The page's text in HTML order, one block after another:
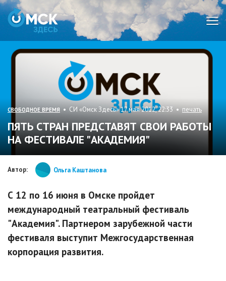
СВОБОДНОЕ ВРЕМЯ • СИ «Омск Здесь» 17 мая 2012, 22:33 • печать
ПЯТЬ СТРАН ПРЕДСТАВЯТ СВОИ РАБОТЫ
НА ФЕСТИВАЛЕ "АКАДЕМИЯ"
Автор: Ольга Каштанова
С 12 по 16 июня в Омске пройдет
международный театральный фестиваль
"Академия". Партнером зарубежной части
фестиваля выступит Межгосударственная
корпорация развития.